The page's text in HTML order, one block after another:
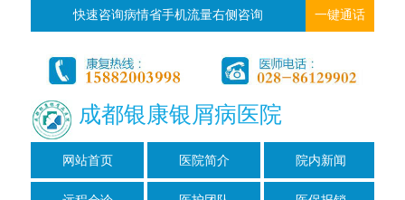
快速咨询病情省手机流量右侧咨询 一键通话
成都银康银屑病医院
网站首页 医院简介 院内新闻